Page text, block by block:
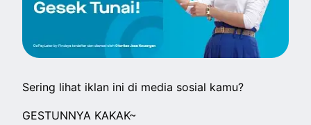
Sering lihat iklan ini di media sosial kamu?
GESTUNNYA KAKAK~